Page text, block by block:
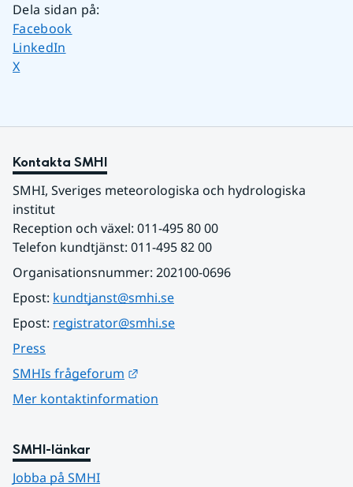
Dela sidan på:
Dela sidan på
Facebook
Dela sidan på
LinkedIn
Dela sidan på
X
Kontakta SMHI
SMHI, Sveriges meteorologiska och hydrologiska
institut
Reception och växel: 011-495 80 00
Telefon kundtjänst: 011-495 82 00
Organisationsnummer: 202100-0696
Epost: kundtjanst@smhi.se
Epost: registrator@smhi.se
Press
SMHIs frågeforum
Mer kontaktinformation
SMHI-länkar
Jobba på SMHI